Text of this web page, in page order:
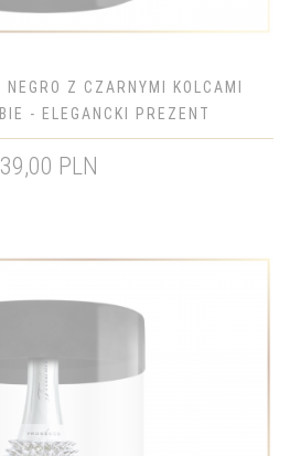
NEGRO Z CZARNYMI KOLCAMI
- ELEGANCKI PREZENT
PLN